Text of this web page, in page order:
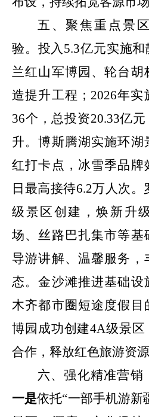
五、聚焦重点景
验。 投入 5.3亿元实施和
兰红山军博园、轮台胡
造提升工程； 2026年实
36个，总投资20.33亿元
升。博斯腾湖实施环湖
红打卡点，冰雪季品牌
日最高接待6.2万人次。
级景区创建，焕新升
场、丝路巴扎集市等基
导游讲解、温馨服务，
态。金沙滩推进基础设
木齐都市圈短途度假目
博园成功创建4A级景区
合作，释放红色旅游资源
六、强化精准营销
一是依托“一部手机游新